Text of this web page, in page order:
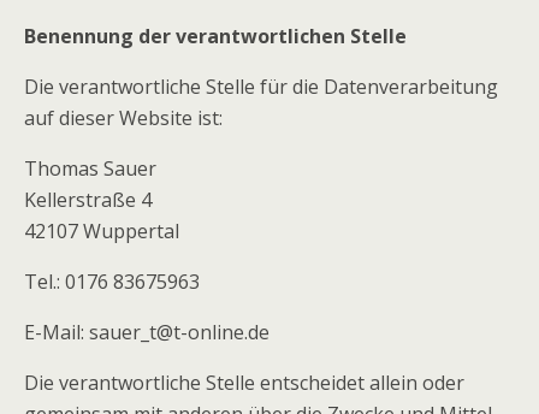
Benennung der verantwortlichen Stelle
Die verantwortliche Stelle für die Datenverarbeitung
auf dieser Website ist:
Thomas Sauer
Kellerstraße 4
42107Wuppertal
Tel.: 0176 83675963
E-Mail: sauer_t@t-online.de
Die verantwortliche Stelle entscheidet allein oder